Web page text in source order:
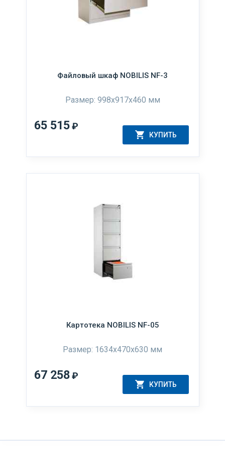
Файловый шкаф NOBILIS NF-3
Размер: 998x917x460 мм
65 515₽
КУПИТЬ
Картотека NOBILIS NF-05
Размер: 1634x470x630 мм
67 258₽
КУПИТЬ